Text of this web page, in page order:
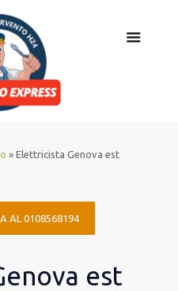
» Elettricista Genova est
AL 0108568194
est